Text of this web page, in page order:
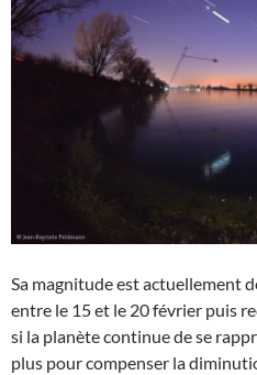
Sa magnitude est actuellement
entre le 15 et le 20 février puis
si la planète continue de se
plus pour compenser la